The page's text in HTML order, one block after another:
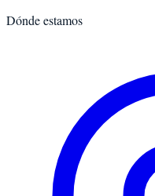
Dónde estamos